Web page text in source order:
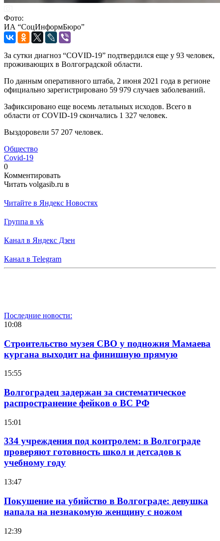
Фото:
ИА “СоцИнформБюро”
За сутки диагноз “COVID-19” подтвердился еще у 93 человек,
проживающих в Волгоградской области.
По данным оперативного штаба, 2 июня 2021 года в регионе
официально зарегистрировано 59 979 случаев заболеваний.
Зафиксировано еще восемь летальных исходов. Всего в
области от COVID-19 скончались 1 327 человек.
Выздоровели 57 207 человек.
Общество
Covid-19
0
Комментировать
Читать volgasib.ru в
Читайте в Яндекс Новостях
Группа в vk
Канал в Яндекс Дзен
Канал в Telegram
Последние новости:
10:08
Строительство музея СВО у подножия Мамаева
кургана выходит на финишную прямую
15:55
Волгоградец задержан за систематическое
распространение фейков о ВС РФ
15:01
334 учреждения под контролем: в Волгограде
проверяют готовность школ и детсадов к
учебному году
13:47
Покушение на убийство в Волгограде: девушка
напала на незнакомую женщину с ножом
12:39